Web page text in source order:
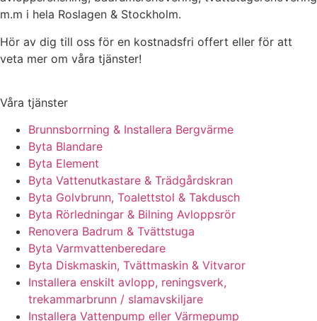
m.m i hela Roslagen & Stockholm.
Hör av dig till oss för en kostnadsfri offert eller för att
veta mer om våra tjänster!
Våra tjänster
Brunnsborrning & Installera Bergvärme
Byta Blandare
Byta Element
Byta Vattenutkastare & Trädgårdskran
Byta Golvbrunn, Toalettstol & Takdusch
Byta Rörledningar & Bilning Avloppsrör
Renovera Badrum & Tvättstuga
Byta Varmvattenberedare
Byta Diskmaskin, Tvättmaskin & Vitvaror
Installera enskilt avlopp, reningsverk,
trekammarbrunn / slamavskiljare
Installera Vattenpump eller Värmepump